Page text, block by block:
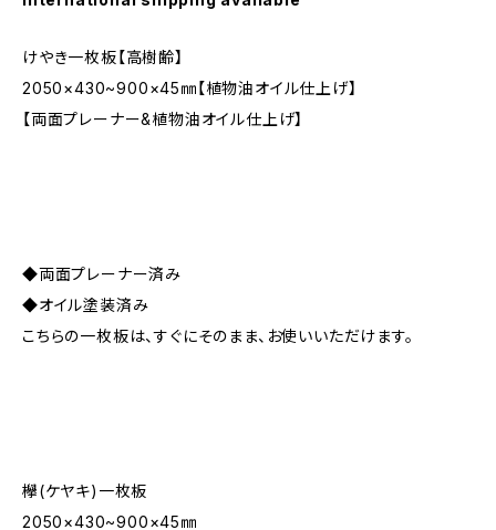
けやき一枚板【高樹齢】
2050×430~900×45㎜【植物油オイル仕上げ】
【両面プレーナー&植物油オイル仕上げ】
◆両面プレーナー済み
◆オイル塗装済み
こちらの一枚板は、すぐにそのまま、お使いいただけます。
欅(ケヤキ)一枚板
2050×430~900×45㎜